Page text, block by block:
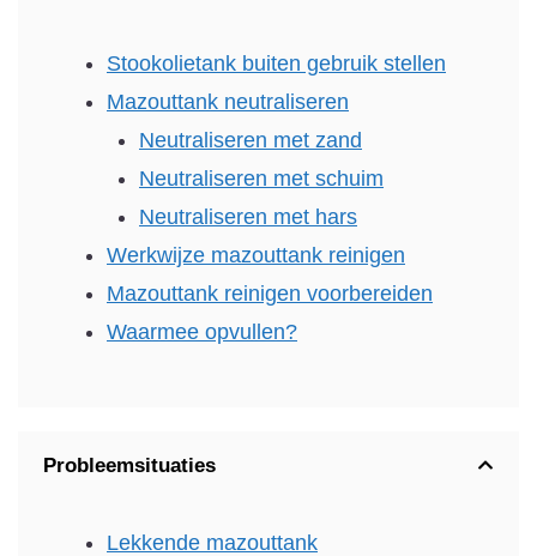
Stookolietank buiten gebruik stellen
Mazouttank neutraliseren
Neutraliseren met zand
Neutraliseren met schuim
Neutraliseren met hars
Werkwijze mazouttank reinigen
Mazouttank reinigen voorbereiden
Waarmee opvullen?
Probleemsituaties
Lekkende mazouttank